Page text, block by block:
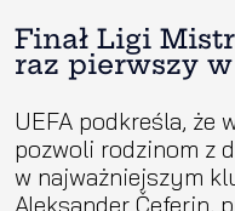
Finał Ligi
raz pierwszy
UEFA podkreśla, że
pozwoli rodzinom z
w najważniejszym
Aleksander Čeferin,